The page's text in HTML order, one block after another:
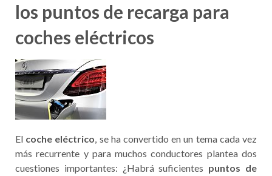
los puntos de recarga para
coches eléctricos
El coche eléctrico, se ha convertido en un tema cada vez
más recurrente y para muchos conductores plantea dos
cuestiones importantes: ¿Habrá suficientes puntos de